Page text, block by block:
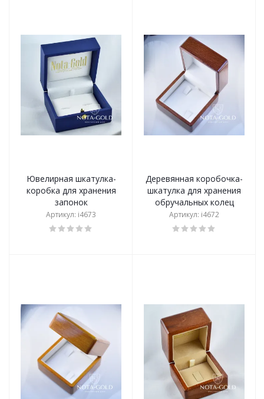
Ювелирная шкатулка-
коробка для хранения
запонок
Артикул: i4673
Деревянная коробочка-
шкатулка для хранения
обручальных колец
Артикул: i4672